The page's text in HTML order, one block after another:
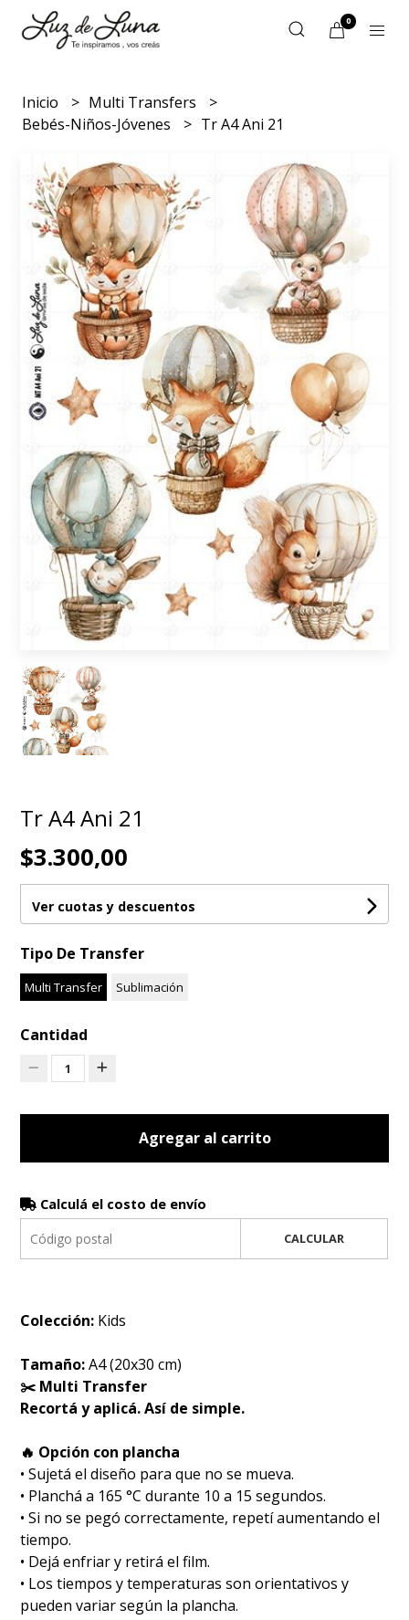
0
Inicio
Multi Transfers
Bebés-Niños-Jóvenes
Tr A4 Ani 21
Tr A4 Ani 21
$3.300,00
Ver cuotas y descuentos
Tipo De Transfer
Multi Transfer Sublimación
Cantidad
1
Agregar al carrito
Calculá el costo de envío
CALCULAR
Colección: Kids
Tamaño:A4 (20x30 cm)
✂️ Multi Transfer
Recortá y aplicá. Así de simple.
🔥 Opción con plancha
• Sujetá el diseño para que no se mueva.
• Planchá a 165 °C durante 10 a 15 segundos.
• Si no se pegó correctamente, repetí aumentando el
tiempo.
• Dejá enfriar y retirá el film.
• Los tiempos y temperaturas son orientativos y
pueden variar según la plancha.